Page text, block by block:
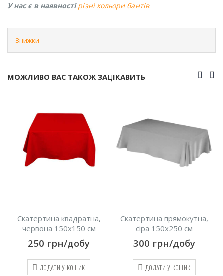
У нас є в наявності різні кольори бантів.
Знижки
МОЖЛИВО ВАС ТАКОЖ ЗАЦІКАВИТЬ
Скатертина квадратна,
червона 150х150 см
250 грн/добу
ДОДАТИ У КОШИК
Скатертина прямокутна,
сіра 150х250 см
300 грн/добу
ДОДАТИ У КОШИК